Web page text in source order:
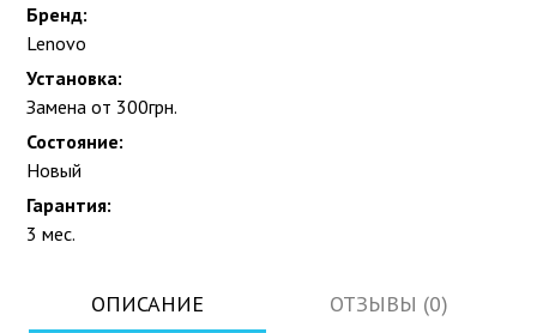
Бренд:
Lenovo
Установка:
Замена от 300грн.
Состояние:
Новый
Гарантия:
3 мес.
ОПИСАНИЕ ОТЗЫВЫ (0)